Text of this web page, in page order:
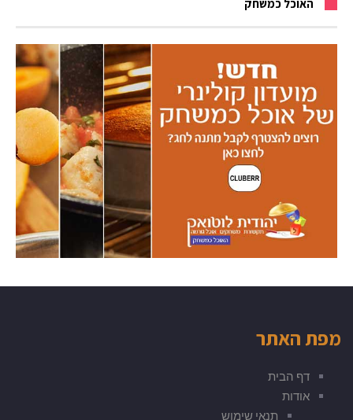
האוכל כמשחק
מפת האתר
דף הבית
אודות
תנאי שימוש